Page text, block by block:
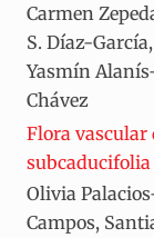
Carmen
S. Díaz-
Yasmín
Chávez
Flora vascular
subcaducifolia
Olivia
Campos,